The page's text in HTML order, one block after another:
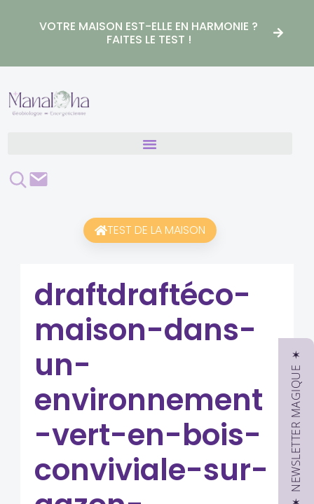
VOTRE MAISON EST-ELLE EN HARMONIE ?
FAITES LE TEST !
Rechercher
Contact
TEST DE LA MAISON
draftdraftéco-
maison-dans-
un-
environnement
-vert-en-bois-
conviviale-sur-
✶ NEWSLETTER MAGIQUE ✶